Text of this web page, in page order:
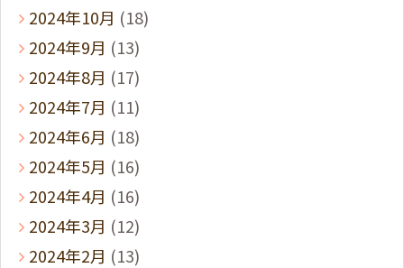
2024年10月 (18)
2024年9月 (13)
2024年8月 (17)
2024年7月 (11)
2024年6月 (18)
2024年5月 (16)
2024年4月 (16)
2024年3月 (12)
2024年2月 (13)